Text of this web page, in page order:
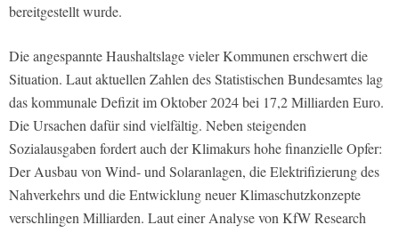
bereitgestellt wurde.
Die angespannte Haushaltslage vieler Kommunen erschwert die
Situation. Laut aktuellen Zahlen des Statistischen Bundesamtes lag
das kommunale Defizit im Oktober 2024 bei 17,2 Milliarden Euro.
Die Ursachen dafür sind vielfältig. Neben steigenden
Sozialausgaben fordert auch der Klimakurs hohe finanzielle Opfer:
Der Ausbau von Wind- und Solaranlagen, die Elektrifizierung des
Nahverkehrs und die Entwicklung neuer Klimaschutzkonzepte
verschlingen Milliarden. Laut einer Analyse von KfW Research